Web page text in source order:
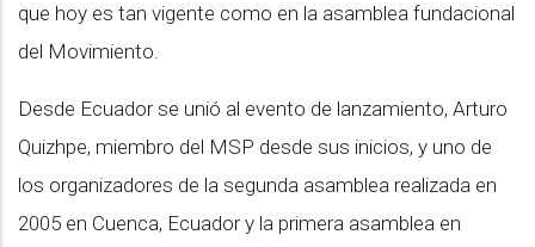
que hoy es tan vigente como en la asamblea fundacional
del Movimiento.
Desde Ecuador se unió al evento de lanzamiento, Arturo
Quizhpe, miembro del MSP desde sus inicios, y uno de
los organizadores de la segunda asamblea realizada en
2005 en Cuenca, Ecuador y la primera asamblea en